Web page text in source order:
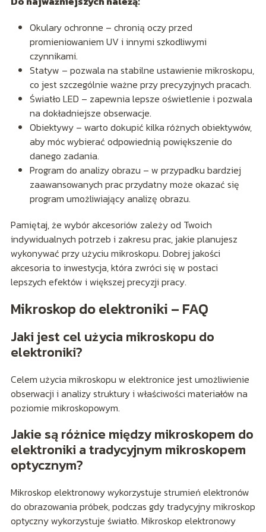
Okulary ochronne – chronią oczy przed
promieniowaniem UV i innymi szkodliwymi
czynnikami.
Statyw – pozwala na stabilne ustawienie mikroskopu,
co jest szczególnie ważne przy precyzyjnych pracach.
Światło LED – zapewnia lepsze oświetlenie i pozwala
na dokładniejsze obserwacje.
Obiektywy – warto dokupić kilka różnych obiektywów,
aby móc wybierać odpowiednią powiększenie do
danego zadania.
Program do analizy obrazu – w przypadku bardziej
zaawansowanych prac przydatny może okazać się
program umożliwiający analizę obrazu.
Pamiętaj, że wybór akcesoriów zależy od Twoich
indywidualnych potrzeb i zakresu prac, jakie planujesz
wykonywać przy użyciu mikroskopu. Dobrej jakości
akcesoria to inwestycja, która zwróci się w postaci
lepszych efektów i większej precyzji pracy.
Mikroskop do elektroniki – FAQ
Jaki jest cel użycia mikroskopu do
elektroniki?
Celem użycia mikroskopu w elektronice jest umożliwienie
obserwacji i analizy struktury i właściwości materiałów na
poziomie mikroskopowym.
Jakie są różnice między mikroskopem do
elektroniki a tradycyjnym mikroskopem
optycznym?
Mikroskop elektronowy wykorzystuje strumień elektronów
do obrazowania próbek, podczas gdy tradycyjny mikroskop
optyczny wykorzystuje światło. Mikroskop elektronowy